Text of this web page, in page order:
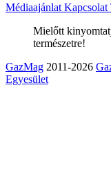
Médiaajánlat Kapcsolat
Mielőtt
természetre!
GazMag 2011-2026
Egyesület